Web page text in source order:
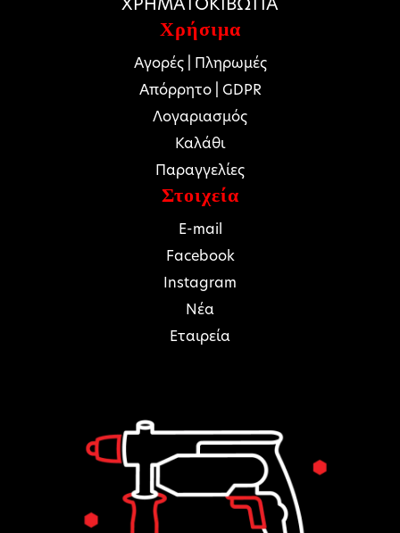
Χρήσιμα
Αγορές | Πληρωμές
Απόρρητο | GDPR
Λογαριασμός
Καλάθι
Παραγγελίες
Στοιχεία
E-mail
Facebook
Instagram
Νέα
Εταιρεία